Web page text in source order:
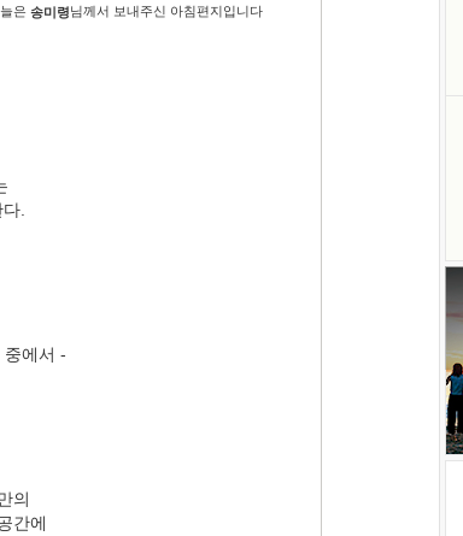
은 송미령님께서 보내주신 아침편지입니다
.
에서 -
의
간에